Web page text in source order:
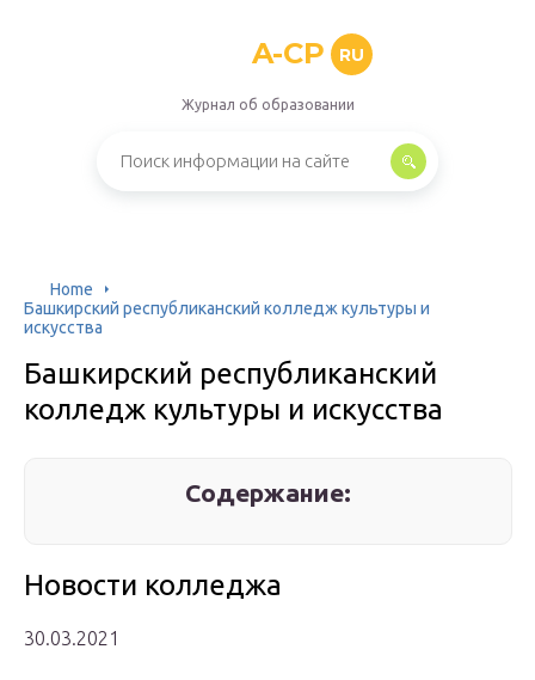
A-CP RU
Журнал об образовании
Home
Башкирский республиканский колледж культуры и
искусства
Башкирский республиканский
колледж культуры и искусства
Содержание:
Новости колледжа
30.03.2021